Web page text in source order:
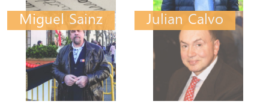
Miguel Sainz Julian Calvo